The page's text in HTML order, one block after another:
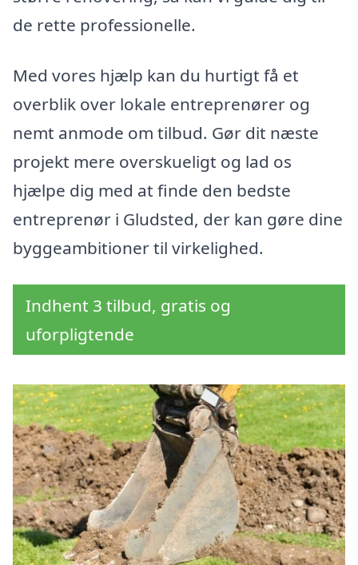
de rette professionelle.
Med vores hjælp kan du hurtigt få et
overblik over lokale entreprenører og
nemt anmode om tilbud. Gør dit næste
projekt mere overskueligt og lad os
hjælpe dig med at finde den bedste
entreprenør i Gludsted, der kan gøre dine
byggeambitioner til virkelighed.
Indhent 3 tilbud, gratis og
uforpligtende